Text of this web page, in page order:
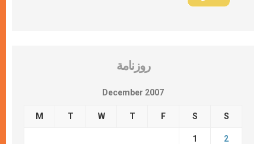
روزنامة
December 2007
M T W T F S S
1 2